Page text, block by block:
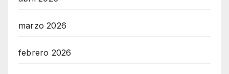
marzo 2026
febrero 2026